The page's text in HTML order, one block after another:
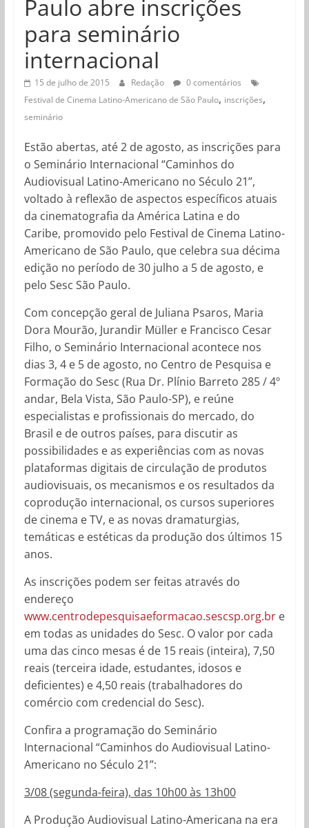
Paulo abre inscrições
para seminário
internacional
15 de julho de 2015 Redação
0 comentários
Festival de Cinema Latino-Americano de São Paulo, inscrições,
seminário
Estão abertas, até 2 de agosto, as inscrições para
o Seminário Internacional “Caminhos do
Audiovisual Latino-Americano no Século 21”,
voltado à reflexão de aspectos específicos atuais
da cinematografia da América Latina e do
Caribe, promovido pelo Festival de Cinema Latino-
Americano de São Paulo, que celebra sua décima
edição no período de 30 julho a 5 de agosto, e
pelo Sesc São Paulo.
Com concepção geral de Juliana Psaros, Maria
Dora Mourão, Jurandir Müller e Francisco Cesar
Filho, o Seminário Internacional acontece nos
dias 3, 4 e 5 de agosto, no Centro de Pesquisa e
Formação do Sesc (Rua Dr. Plínio Barreto 285 / 4º
andar, Bela Vista, São Paulo-SP), e reúne
especialistas e profissionais do mercado, do
Brasil e de outros países, para discutir as
possibilidades e as experiências com as novas
plataformas digitais de circulação de produtos
audiovisuais, os mecanismos e os resultados da
coprodução internacional, os cursos superiores
de cinema e TV, e as novas dramaturgias,
temáticas e estéticas da produção dos últimos 15
anos.
As inscrições podem ser feitas através do
endereço
www.centrodepesquisaeformacao.sescsp.org.bre
em todas as unidades do Sesc. O valor por cada
uma das cinco mesas é de 15 reais (inteira), 7,50
reais (terceira idade, estudantes, idosos e
deficientes) e 4,50 reais (trabalhadores do
comércio com credencial do Sesc).
Confira a programação do Seminário
Internacional “Caminhos do Audiovisual Latino-
Americano no Século 21”:
3/08 (segunda-feira), das 10h00 às 13h00
A Produção Audiovisual Latino-Americana na era